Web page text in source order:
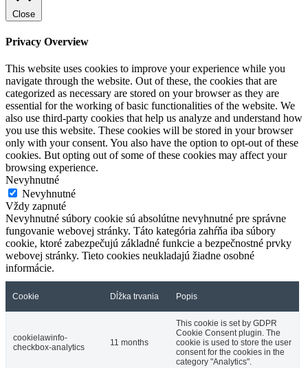
Close
Privacy Overview
This website uses cookies to improve your experience while you
navigate through the website. Out of these, the cookies that are
categorized as necessary are stored on your browser as they are
essential for the working of basic functionalities of the website. We
also use third-party cookies that help us analyze and understand how
you use this website. These cookies will be stored in your browser
only with your consent. You also have the option to opt-out of these
cookies. But opting out of some of these cookies may affect your
browsing experience.
Nevyhnutné
Nevyhnutné
Vždy zapnuté
Nevyhnutné súbory cookie sú absolútne nevyhnutné pre správne
fungovanie webovej stránky. Táto kategória zahŕňa iba súbory
cookie, ktoré zabezpečujú základné funkcie a bezpečnostné prvky
webovej stránky. Tieto cookies neukladajú žiadne osobné
informácie.
Cookie Dĺžka trvania Popis
cookielawinfo-
checkbox-analytics
11 months
This cookie is set by GDPR
Cookie Consent plugin. The
cookie is used to store the user
consent for the cookies in the
category "Analytics".